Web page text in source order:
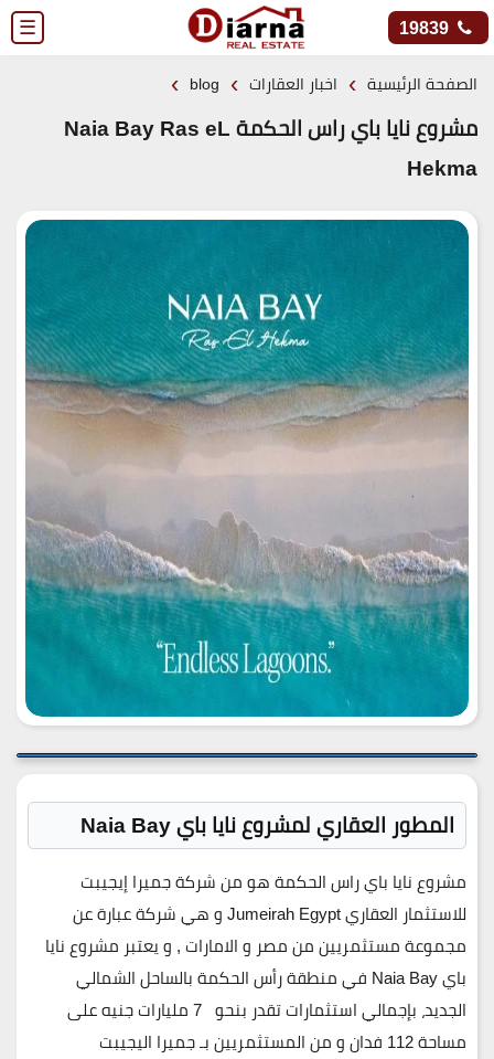
☰ 19839
الصفحة الرئيسية › اخبار العقارات ›
blog
›
مشروع نايا باي راس الحكمة Naia Bay Ras eL
Hekma
المطور العقاري لمشروع نايا باي Naia Bay
مشروع نايا باي راس الحكمة هو من شركة جميرا إيجيبت
للاستثمار العقاري Jumeirah Egypt و هي شركة عبارة عن
مجموعة مستثمريين من مصر و الامارات , و يعتبر مشروع نايا
باي Naia Bay في منطقة رأس الحكمة بالساحل الشمالي
الجديد، بإجمالي استثمارات تقدر بنحو 7 مليارات جنيه على
مساحة 112 فدان و من المستثمريين بـ جميرا اليجيبت